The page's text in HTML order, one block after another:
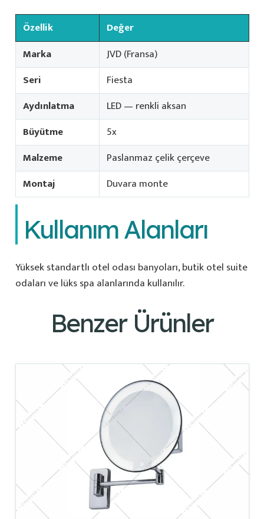
Özellik
Değer
Marka
JVD (Fransa)
Seri
Fiesta
Aydınlatma
LED — renkli aksan
Büyütme
5x
Malzeme
Paslanmaz çelik çerçeve
Montaj
Duvara monte
Kullanım Alanları
Yüksek standartlı otel odası banyoları, butik otel suite
odaları ve lüks spa alanlarında kullanılır.
Benzer Ürünler